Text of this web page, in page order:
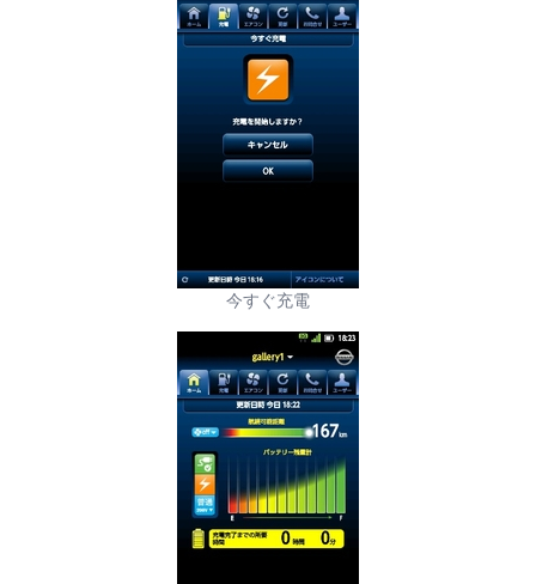
今すぐ充電